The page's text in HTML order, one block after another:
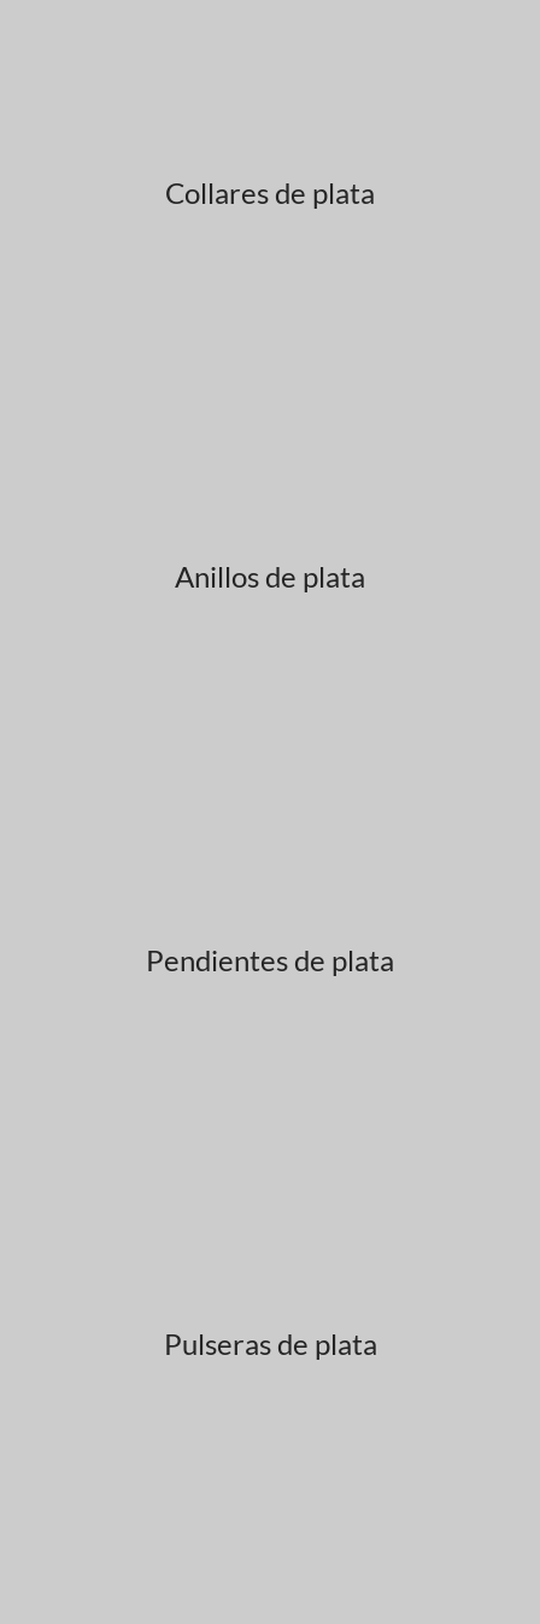
Collares de plata
Anillos de plata
Pendientes de plata
Pulseras de plata